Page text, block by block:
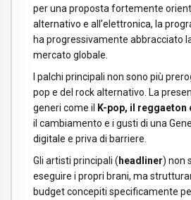
per una proposta fortemente
alternativo e all’elettronica, la
ha progressivamente abbracciato
mercato globale.
I palchi principali non sono più
pop e del rock alternativo. La
generi come il
K-pop, il reggaeton
il cambiamento e i gusti di una
digitale e priva di barriere.
Gli artisti principali ( headliner) non
eseguire i propri brani, ma
budget concepiti specificamente